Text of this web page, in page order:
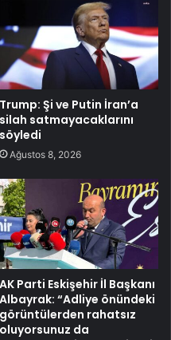
Trump: Şi ve Putin İran’a
silah satmayacaklarını
söyledi
Ağustos 8, 2026
AK Parti Eskişehir İl Başkanı
Albayrak: “Adliye önündeki
görüntülerden rahatsız
oluyorsunuz da